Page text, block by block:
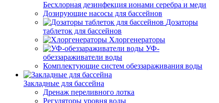
Беcхлорная дезинфекция ионами серебра и меди
Дозирующие насосы для бассейнов
Дозаторы
таблеток для бассейнов
Хлоргенераторы
УФ-
обеззараживатели воды
Комплектующие систем обеззараживания воды
Закладные для бассейна
Дренаж переливного лотка
Регуляторы уровня воды